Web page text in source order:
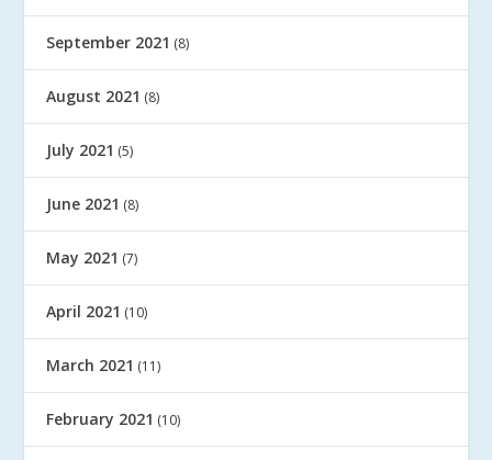
September 2021 (8)
August 2021 (8)
July 2021 (5)
June 2021 (8)
May 2021 (7)
April 2021 (10)
March 2021 (11)
February 2021 (10)